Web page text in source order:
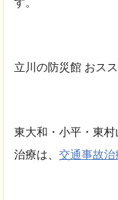
立川の防災館 おス
東大和・小平・東
治療は、交通事故